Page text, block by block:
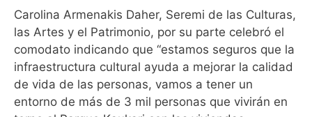
Carolina Armenakis Daher, Seremi de las Culturas,
las Artes y el Patrimonio, por su parte celebró el
comodato indicando que “estamos seguros que la
infraestructura cultural ayuda a mejorar la calidad
de vida de las personas, vamos a tener un
entorno de más de 3 mil personas que vivirán en